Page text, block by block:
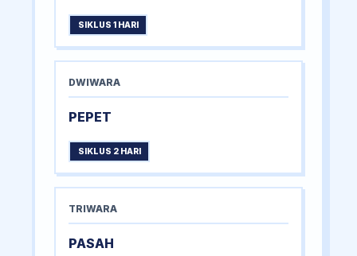
SIKLUS 1 HARI
DWIWARA
PEPET
SIKLUS 2 HARI
TRIWARA
PASAH